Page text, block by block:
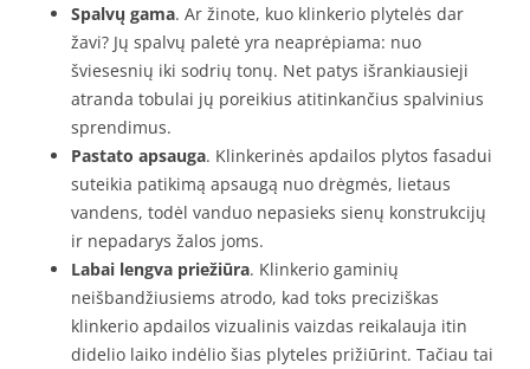
Spalvų gama. Ar žinote, kuo klinkerio plytelės dar
žavi? Jų spalvų paletė yra neaprėpiama: nuo
šviesesnių iki sodrių tonų. Net patys išrankiausieji
atranda tobulai jų poreikius atitinkančius spalvinius
sprendimus.
Pastato apsauga. Klinkerinės apdailos plytos fasadui
suteikia patikimą apsaugą nuo drėgmės, lietaus
vandens, todėl vanduo nepasieks sienų konstrukcijų
ir nepadarys žalos joms.
Labai lengva priežiūra. Klinkerio gaminių
neišbandžiusiems atrodo, kad toks preciziškas
klinkerio apdailos vizualinis vaizdas reikalauja itin
didelio laiko indėlio šias plyteles prižiūrint. Tačiau tai